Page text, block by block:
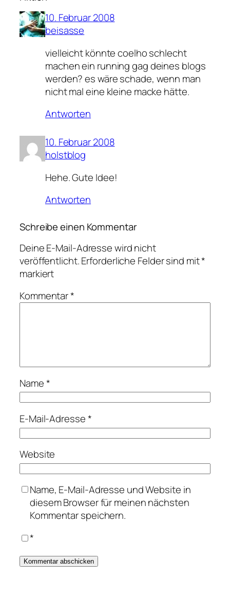
10. Februar 2008
beisasse
vielleicht könnte coelho schlecht
machen ein running gag deines blogs
werden? es wäre schade, wenn man
nicht mal eine kleine macke hätte.
Antworten
10. Februar 2008
holstblog
Hehe. Gute Idee!
Antworten
Schreibe einen Kommentar
Deine E-Mail-Adresse wird nicht
veröffentlicht.Erforderliche Felder sind mit*
markiert
Kommentar*
Name*
E-Mail-Adresse*
Website
Name, E-Mail-Adresse und Website in
diesem Browser für meinen nächsten
Kommentar speichern.
*